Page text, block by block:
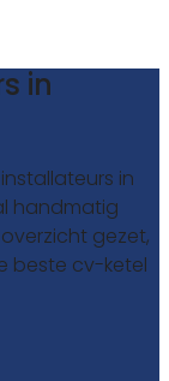
in
in
handmatig
gezet,
beste cv-ketel